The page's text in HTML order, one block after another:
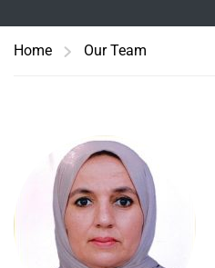
Home Our Team